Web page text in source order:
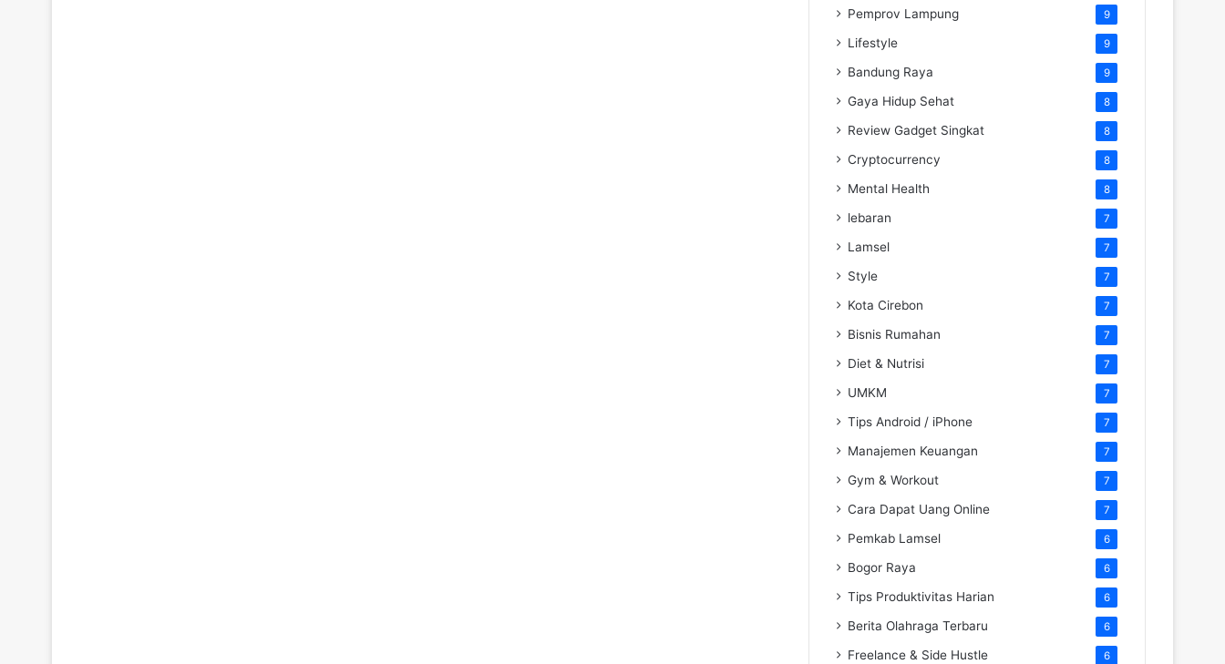
Pemprov Lampung 9
Lifestyle 9
Bandung Raya 9
Gaya Hidup Sehat 8
Review Gadget Singkat 8
Cryptocurrency 8
Mental Health 8
lebaran 7
Lamsel 7
Style 7
Kota Cirebon 7
Bisnis Rumahan 7
Diet & Nutrisi 7
UMKM 7
Tips Android / iPhone 7
Manajemen Keuangan 7
Gym & Workout 7
Cara Dapat Uang Online 7
Pemkab Lamsel 6
Bogor Raya 6
Tips Produktivitas Harian 6
Berita Olahraga Terbaru 6
Freelance & Side Hustle 6